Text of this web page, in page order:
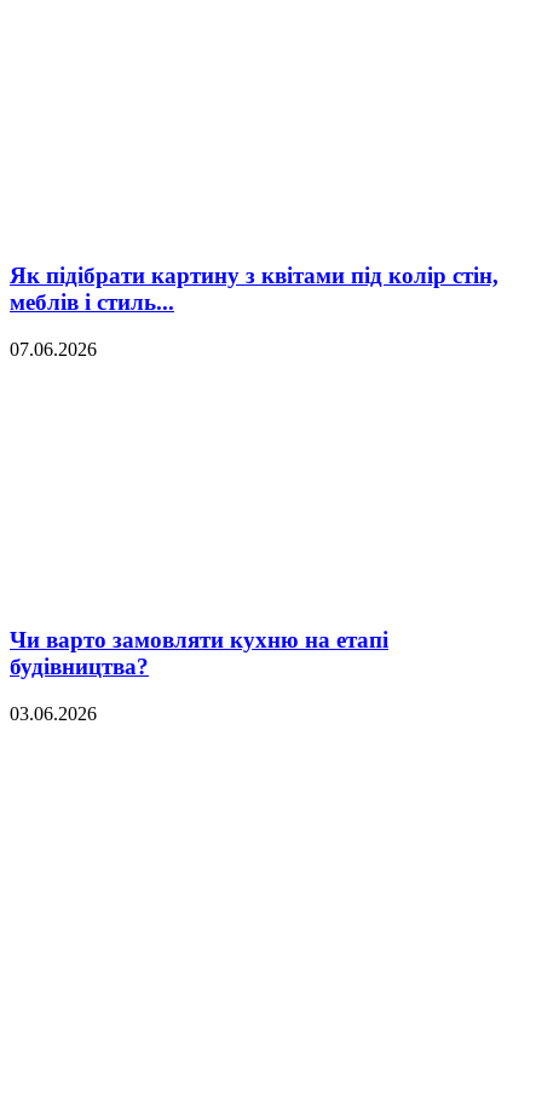
Як підібрати картину з квітами під колір стін,
меблів і стиль...
07.06.2026
Чи варто замовляти кухню на етапі
будівництва?
03.06.2026